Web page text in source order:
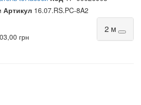
Артикул 16.07.RS.PC-8A2
2 м
грн